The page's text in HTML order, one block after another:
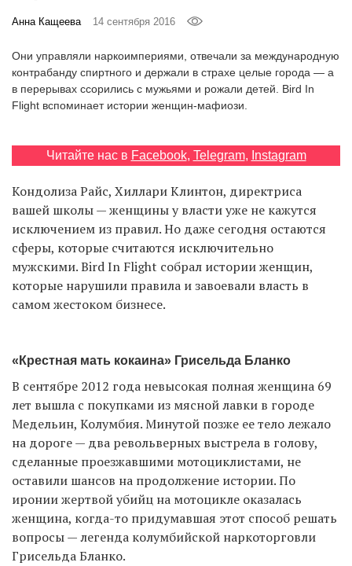
EN
UA
Анна Кащеева 14 сентября 2016
Они управляли наркоимпериями, отвечали за международную
контрабанду спиртного и держали в страхе целые города — а
в перерывах ссорились с мужьями и рожали детей. Bird In
Flight вспоминает истории женщин-мафиози.
Читайте нас в Facebook, Telegram, Instagram
Кондолиза Райс, Хиллари Клинтон, директриса
вашей школы — женщины у власти уже не кажутся
исключением из правил. Но даже сегодня остаются
сферы, которые считаются исключительно
мужскими. Bird In Flight собрал истории женщин,
которые нарушили правила и завоевали власть в
самом жестоком бизнесе.
«Крестная мать кокаина» Грисельда Бланко
В сентябре 2012 года невысокая полная женщина 69
лет вышла с покупками из мясной лавки в городе
Медельин, Колумбия. Минутой позже ее тело лежало
на дороге — два револьверных выстрела в голову,
сделанные проезжавшими мотоциклистами, не
оставили шансов на продолжение истории. По
иронии жертвой убийц на мотоцикле оказалась
женщина, когда-то придумавшая этот способ решать
вопросы — легенда колумбийской наркоторговли
Грисельда Бланко.